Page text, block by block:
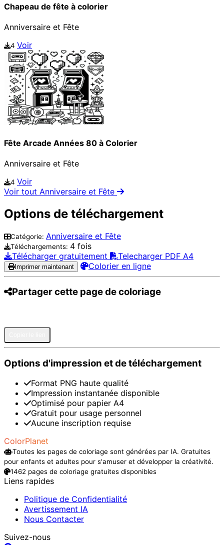
Chapeau de fête à colorier
Anniversaire et Fête
4 Voir
Fête Arcade Années 80 à Colorier
Anniversaire et Fête
4 Voir
Voir tout Anniversaire et Fête
Options de téléchargement
Catégorie: Anniversaire et Fête
Téléchargements: 4 fois
Télécharger gratuitement
Telecharger PDF A4
Imprimer maintenant Colorier en ligne
Partager cette page de coloriage
Options d'impression et de téléchargement
Format PNG haute qualité
Impression instantanée disponible
Optimisé pour papier A4
Gratuit pour usage personnel
Aucune inscription requise
ColorPlanet
Toutes les pages de coloriage sont générées par IA. Gratuites
pour enfants et adultes pour s'amuser et développer la créativité.
1462 pages de coloriage gratuites disponibles
Liens rapides
Politique de Confidentialité
Avertissement IA
Nous Contacter
Suivez-nous